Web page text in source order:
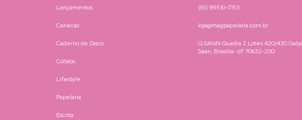
Lançamentos
Canecas
Caderno de Disco
Collabs
Lifestyle
Papelaria
Escrita
(61) 99510-7153
loja@magpapelaria.com.br
Q SANN Quadra 2 Lotes 420/430
Saan, Brasilia- df 70632-200